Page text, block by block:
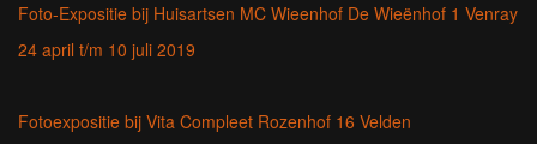
Foto-Expositie bij Huisartsen MC Wieenhof De Wieënhof 1 Venray
24 april t/m 10 juli 2019
Fotoexpositie bij Vita Compleet Rozenhof 16 Velden